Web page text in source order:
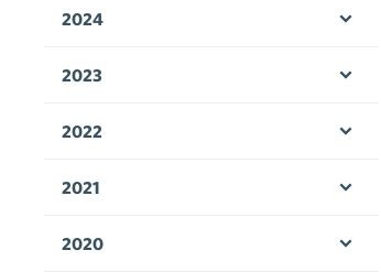
2024
2023
2022
2021
2020